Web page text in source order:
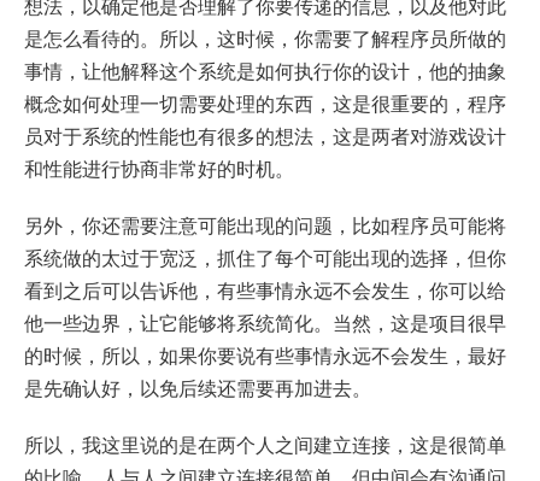
想法，以确定他是否理解了你要传递的信息，以及他对此
是怎么看待的。所以，这时候，你需要了解程序员所做的
事情，让他解释这个系统是如何执行你的设计，他的抽象
概念如何处理一切需要处理的东西，这是很重要的，程序
员对于系统的性能也有很多的想法，这是两者对游戏设计
和性能进行协商非常好的时机。
另外，你还需要注意可能出现的问题，比如程序员可能将
系统做的太过于宽泛，抓住了每个可能出现的选择，但你
看到之后可以告诉他，有些事情永远不会发生，你可以给
他一些边界，让它能够将系统简化。当然，这是项目很早
的时候，所以，如果你要说有些事情永远不会发生，最好
是先确认好，以免后续还需要再加进去。
所以，我这里说的是在两个人之间建立连接，这是很简单